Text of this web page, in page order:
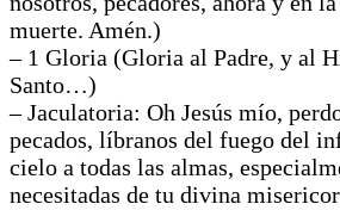
muerte. Amén.)
– 1 Gloria (Gloria al Padre, y al
Santo…)
– Jaculatoria: Oh Jesús mío,
pecados, líbranos del fuego del
cielo a todas las almas,
necesitadas de tu divina